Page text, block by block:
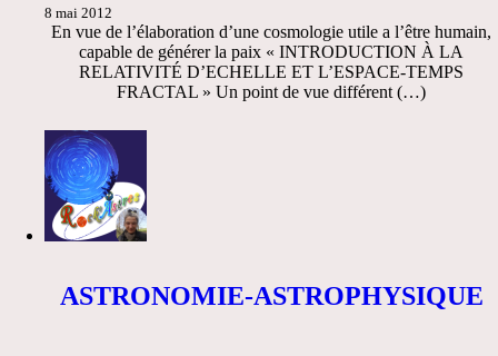
8 mai 2012
En vue de l’élaboration d’une cosmologie utile a l’être humain,
capable de générer la paix « INTRODUCTION À LA
RELATIVITÉ D’ECHELLE ET L’ESPACE-TEMPS
FRACTAL » Un point de vue différent (…)
ASTRONOMIE-ASTROPHYSIQUE